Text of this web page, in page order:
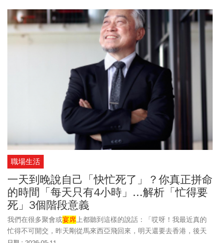
職場生活
一天到晚說自己「快忙死了」？你真正拼命
的時間「每天只有4小時」...解析「忙得要
死」3個階段意義
我們在很多聚會或宴席上都聽到這樣的說話：「哎呀！我最近真的
忙得不可開交，昨天剛從馬來西亞飛回來，明天還要去香港，後天